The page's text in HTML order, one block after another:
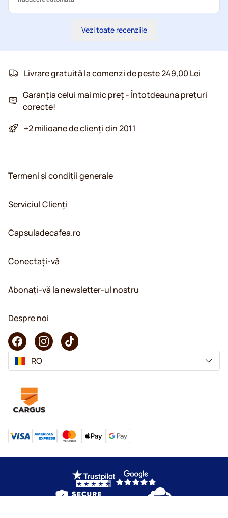
Vezi toate recenziile
Livrare gratuită la comenzi de peste 249,00 Lei
Garanția celui mai mic preț - Întotdeauna prețuri
corecte!
+2 milioane de clienți din 2011
Termeni și condiții generale
Serviciul Clienți
Capsuladecafea.ro
Conectați-vă
Abonați-vă la newsletter-ul nostru
Despre noi
RO